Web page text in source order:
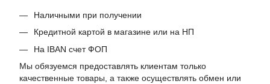
Наличными при получении
Кредитной картой в магазине или на НП
На IBAN счет ФОП
Мы обязуемся предоставлять клиентам только
качественные товары, а также осуществлять обмен или